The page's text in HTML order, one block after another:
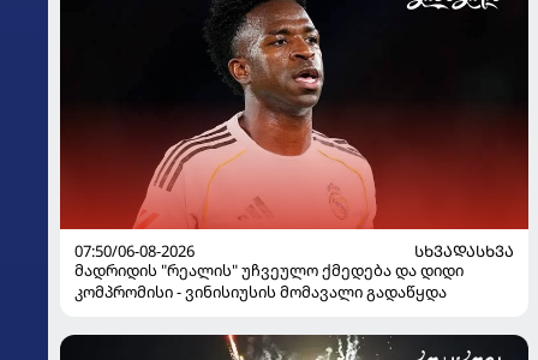
07:50/06-08-2026
ᲡᲮᲕᲐᲓᲐᲡᲮᲕᲐ
მადრიდის "რეალის" უჩვეულო ქმედება და დიდი
კომპრომისი - ვინისიუსის მომავალი გადაწყდა